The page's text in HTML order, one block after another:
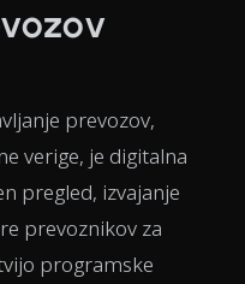
prevozov,
verige, je digitalna
pregled, izvajanje
prevoznikov za
programske